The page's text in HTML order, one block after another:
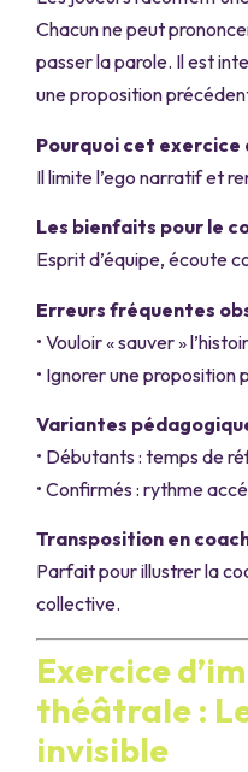
Chacun ne peut
passer la parole. Il est
une proposition
Pourquoi cet
Il limite l’ego narratif et
Les bienfaits pour le
Esprit d’équipe, écoute
Erreurs fréquentes
• Vouloir « sauver »
• Ignorer une proposition
Variantes
• Débutants : temps de
• Confirmés : rythme
Transposition en
Parfait pour illustrer la
collective.
Exercice
théâtrale :
invisible